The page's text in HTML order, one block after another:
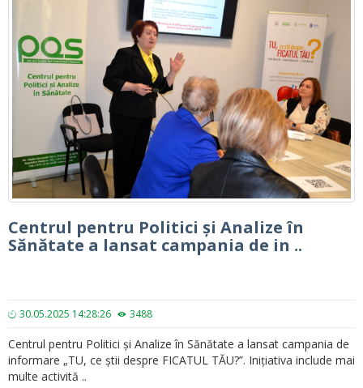
Centrul pentru Politici și Analize în
Sănătate a lansat campania de in ..
30.05.2025 14:28:26 3488
Centrul pentru Politici și Analize în Sănătate a lansat campania de
informare „TU, ce știi despre FICATUL TĂU?”. Inițiativa include mai
multe activită ..